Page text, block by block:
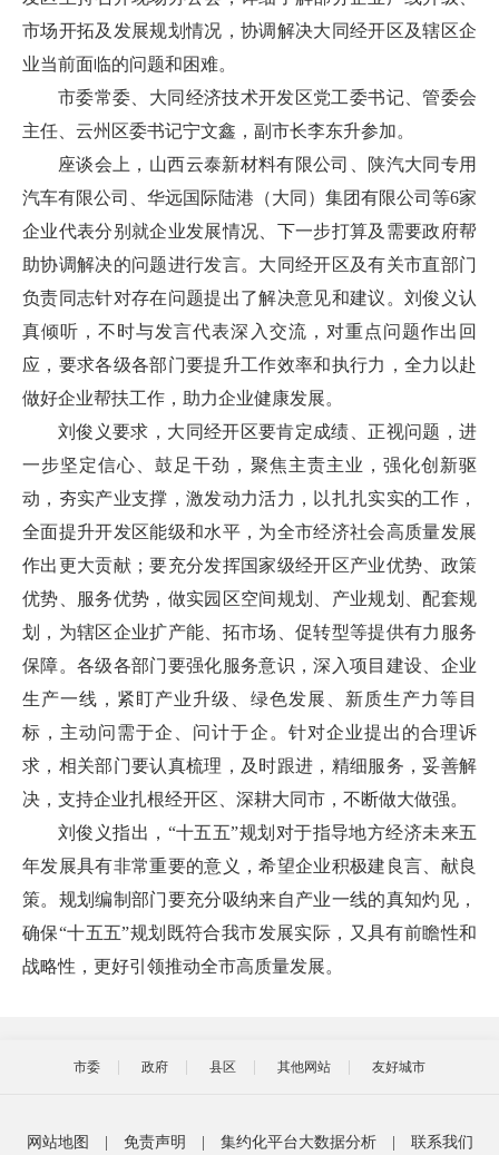
市场开拓及发展规划情况，协调解决大同经开区及辖区企
业当前面临的问题和困难。
市委常委、大同经济技术开发区党工委书记、管委会
主任、云州区委书记宁文鑫，副市长李东升参加。
座谈会上，山西云泰新材料有限公司、陕汽大同专用
汽车有限公司、华远国际陆港（大同）集团有限公司等6家
企业代表分别就企业发展情况、下一步打算及需要政府帮
助协调解决的问题进行发言。大同经开区及有关市直部门
负责同志针对存在问题提出了解决意见和建议。刘俊义认
真倾听，不时与发言代表深入交流，对重点问题作出回
应，要求各级各部门要提升工作效率和执行力，全力以赴
做好企业帮扶工作，助力企业健康发展。
刘俊义要求，大同经开区要肯定成绩、正视问题，进
一步坚定信心、鼓足干劲，聚焦主责主业，强化创新驱
动，夯实产业支撑，激发动力活力，以扎扎实实的工作，
全面提升开发区能级和水平，为全市经济社会高质量发展
作出更大贡献；要充分发挥国家级经开区产业优势、政策
优势、服务优势，做实园区空间规划、产业规划、配套规
划，为辖区企业扩产能、拓市场、促转型等提供有力服务
保障。各级各部门要强化服务意识，深入项目建设、企业
生产一线，紧盯产业升级、绿色发展、新质生产力等目
标，主动问需于企、问计于企。针对企业提出的合理诉
求，相关部门要认真梳理，及时跟进，精细服务，妥善解
决，支持企业扎根经开区、深耕大同市，不断做大做强。
刘俊义指出，“十五五”规划对于指导地方经济未来五
年发展具有非常重要的意义，希望企业积极建良言、献良
策。规划编制部门要充分吸纳来自产业一线的真知灼见，
确保“十五五”规划既符合我市发展实际，又具有前瞻性和
战略性，更好引领推动全市高质量发展。
市委 政府 县区 其他网站 友好城市
网站地图 | 免责声明 | 集约化平台大数据分析 | 联系我们